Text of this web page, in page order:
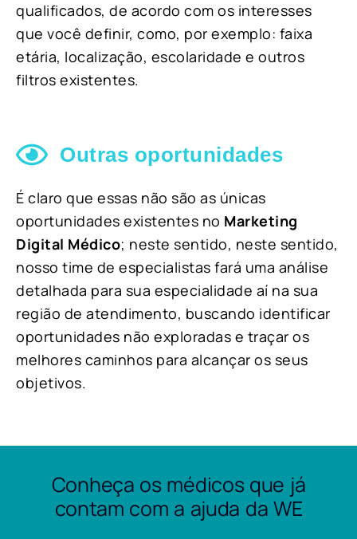
qualificados, de acordo com os interesses
que você definir, como, por exemplo: faixa
etária, localização, escolaridade e outros
filtros existentes.
Outras oportunidades
É claro que essas não são as únicas
oportunidades existentes no Marketing
Digital Médico; neste sentido, neste sentido,
nosso time de especialistas fará uma análise
detalhada para sua especialidade aí na sua
região de atendimento, buscando identificar
oportunidades não exploradas e traçar os
melhores caminhos para alcançar os seus
objetivos.
Conheça os médicos que já
contam com a ajuda da WE